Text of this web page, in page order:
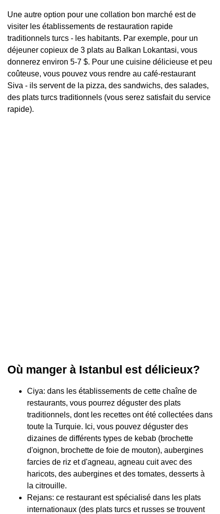
Une autre option pour une collation bon marché est de
visiter les établissements de restauration rapide
traditionnels turcs - les habitants. Par exemple, pour un
déjeuner copieux de 3 plats au Balkan Lokantasi, vous
donnerez environ 5-7 $. Pour une cuisine délicieuse et peu
coûteuse, vous pouvez vous rendre au café-restaurant
Siva - ils servent de la pizza, des sandwichs, des salades,
des plats turcs traditionnels (vous serez satisfait du service
rapide).
Où manger à Istanbul est délicieux?
Ciya: dans les établissements de cette chaîne de
restaurants, vous pourrez déguster des plats
traditionnels, dont les recettes ont été collectées dans
toute la Turquie. Ici, vous pouvez déguster des
dizaines de différents types de kebab (brochette
d'oignon, brochette de foie de mouton), aubergines
farcies de riz et d'agneau, agneau cuit avec des
haricots, des aubergines et des tomates, desserts à
la citrouille.
Rejans: ce restaurant est spécialisé dans les plats
internationaux (des plats turcs et russes se trouvent